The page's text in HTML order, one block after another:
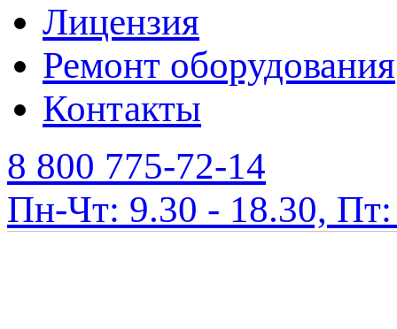
Лицензия
Ремонт оборудования
Контакты
8 800 775-72-14
Пн-Чт: 9.30 - 18.30,